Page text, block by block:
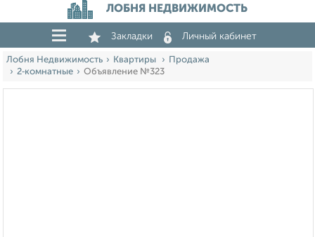
ЛОБНЯ НЕДВИЖИМОСТЬ
Закладки Личный кабинет
Лобня Недвижимость Квартиры
Продажа
2‑комнатные
Объявление №323